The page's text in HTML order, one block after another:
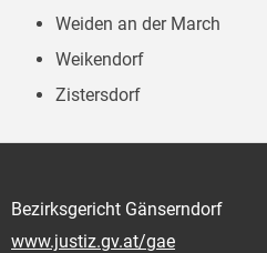
Weiden an der March
Weikendorf
Zistersdorf
Bezirksgericht Gänserndorf
www.justiz.gv.at/gae